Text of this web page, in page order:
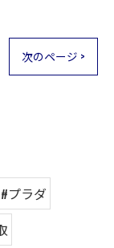
次のページ >
#プラダ